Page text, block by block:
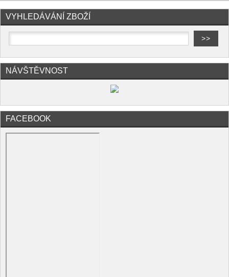
VYHLEDÁVÁNÍ ZBOŽÍ
NÁVŠTĚVNOST
FACEBOOK